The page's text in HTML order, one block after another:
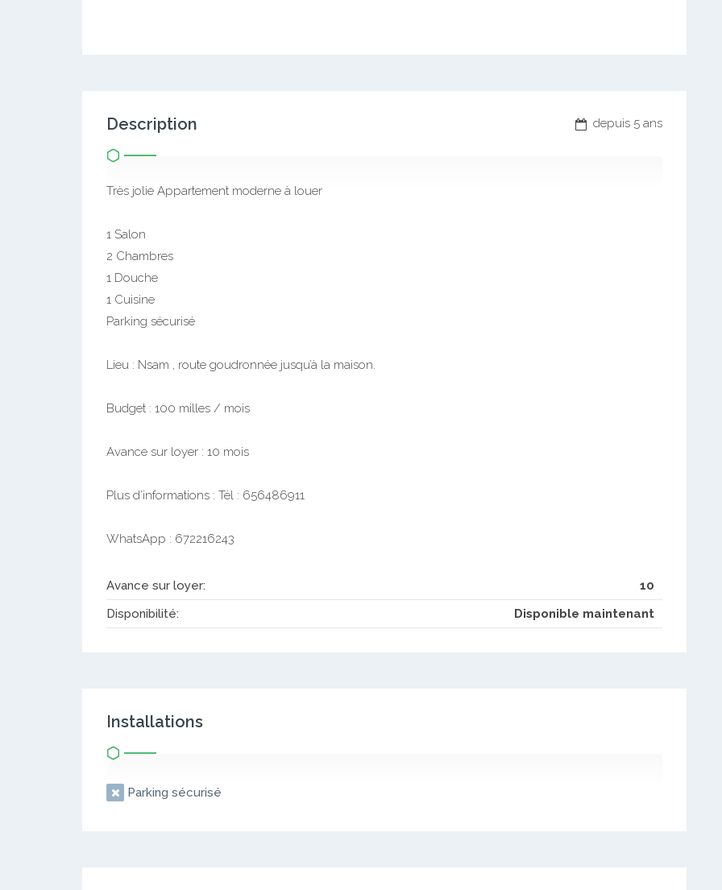
depuis 5 ans
Description
Très jolie Appartement moderne à louer
1 Salon
2 Chambres
1 Douche
1 Cuisine
Parking sécurisé
Lieu : Nsam , route goudronnée jusqu’à la maison.
Budget : 100 milles / mois
Avance sur loyer : 10 mois
Plus d’informations : Tél : 656486911
WhatsApp : 672216243
Avance sur loyer:
10
Disponibilité:
Disponible maintenant
Installations
Parking sécurisé